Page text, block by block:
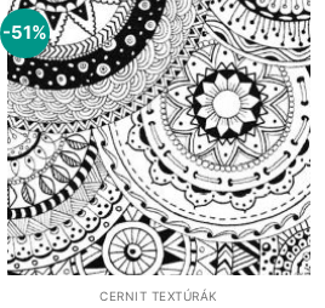
-51%
CERNIT TEXTÚRÁK